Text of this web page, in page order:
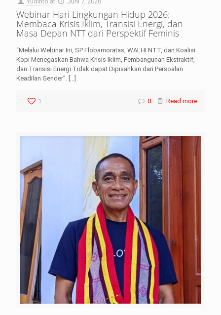
Webinar Hari Lingkungan Hidup 2026:
Membaca Krisis Iklim, Transisi Energi, dan
Masa Depan NTT dari Perspektif Feminis
“Melalui Webinar Ini, SP Flobamoratas, WALHI NTT, dan Koalisi
Kopi Menegaskan Bahwa Krisis Iklim, Pembangunan Ekstraktif,
dan Transisi Energi Tidak dapat Dipisahkan dari Persoalan
Keadilan Gender”.
1 0 Read more